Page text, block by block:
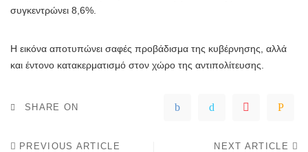
συγκεντρώνει 8,6%.
Η εικόνα αποτυπώνει σαφές προβάδισμα της κυβέρνησης, αλλά
και έντονο κατακερματισμό στον χώρο της αντιπολίτευσης.
SHARE ON
PREVIOUS ARTICLE
NEXT ARTICLE